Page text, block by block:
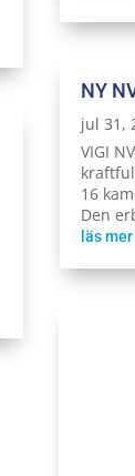
NY
jul 31,
VIGI
16
Den
läs mer